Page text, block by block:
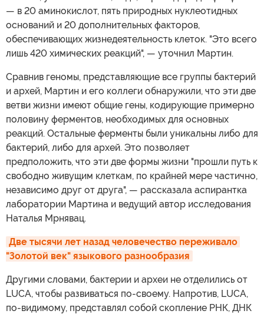
— в 20 аминокислот, пять природных нуклеотидных
оснований и 20 дополнительных факторов,
обеспечивающих жизнедеятельность клеток. "Это всего
лишь 420 химических реакций", — уточнил Мартин.
Сравнив геномы, представляющие все группы бактерий
и архей, Мартин и его коллеги обнаружили, что эти две
ветви жизни имеют общие гены, кодирующие примерно
половину ферментов, необходимых для основных
реакций. Остальные ферменты были уникальны либо для
бактерий, либо для архей. Это позволяет
предположить, что эти две формы жизни "прошли путь к
свободно живущим клеткам, по крайней мере частично,
независимо друг от друга", — рассказала аспирантка
лаборатории Мартина и ведущий автор исследования
Наталья Мрнявац.
Две тысячи лет назад человечество переживало
"Золотой век" языкового разнообразия
Другими словами, бактерии и археи не отделились от
LUCA, чтобы развиваться по-своему. Напротив, LUCA,
по-видимому, представлял собой скопление РНК, ДНК